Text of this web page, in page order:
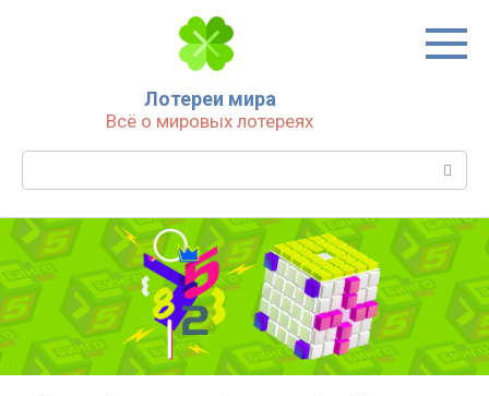
Лотереи мира
Всё о мировых лотереях
Поиск: